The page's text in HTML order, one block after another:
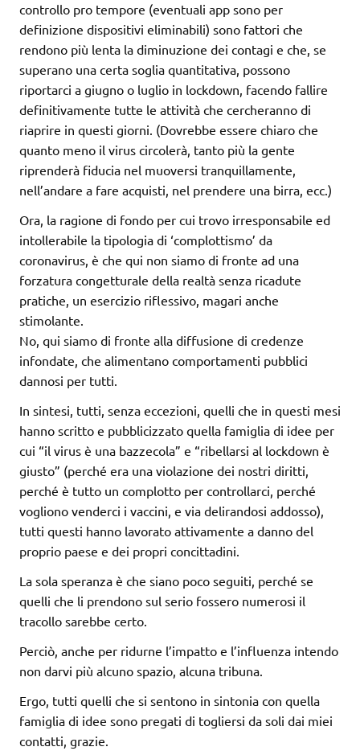
controllo pro tempore (eventuali app sono per
definizione dispositivi eliminabili) sono fattori che
rendono più lenta la diminuzione dei contagi e che, se
superano una certa soglia quantitativa, possono
riportarci a giugno o luglio in lockdown, facendo fallire
definitivamente tutte le attività che cercheranno di
riaprire in questi giorni. (Dovrebbe essere chiaro che
quanto meno il virus circolerà, tanto più la gente
riprenderà fiducia nel muoversi tranquillamente,
nell’andare a fare acquisti, nel prendere una birra, ecc.)
Ora, la ragione di fondo per cui trovo irresponsabile ed
intollerabile la tipologia di ‘complottismo’ da
coronavirus, è che qui non siamo di fronte ad una
forzatura congetturale della realtà senza ricadute
pratiche, un esercizio riflessivo, magari anche
stimolante.
No, qui siamo di fronte alla diffusione di credenze
infondate, che alimentano comportamenti pubblici
dannosi per tutti.
In sintesi, tutti, senza eccezioni, quelli che in questi mesi
hanno scritto e pubblicizzato quella famiglia di idee per
cui “il virus è una bazzecola” e “ribellarsi al lockdown è
giusto” (perché era una violazione dei nostri diritti,
perché è tutto un complotto per controllarci, perché
vogliono venderci i vaccini, e via delirandosi addosso),
tutti questi hanno lavorato attivamente a danno del
proprio paese e dei propri concittadini.
La sola speranza è che siano poco seguiti, perché se
quelli che li prendono sul serio fossero numerosi il
tracollo sarebbe certo.
Perciò, anche per ridurne l’impatto e l’influenza intendo
non darvi più alcuno spazio, alcuna tribuna.
Ergo, tutti quelli che si sentono in sintonia con quella
famiglia di idee sono pregati di togliersi da soli dai miei
contatti, grazie.